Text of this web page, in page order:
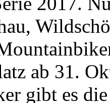
ab 31.
gibt es